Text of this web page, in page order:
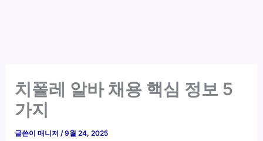
치폴레 알바 채용 핵심 정보 5
가지
글쓴이매니저/9월 24, 2025